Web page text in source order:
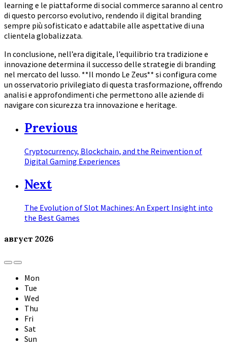
learning e le piattaforme di social commerce saranno al centro
di questo percorso evolutivo, rendendo il digital branding
sempre più sofisticato e adattabile alle aspettative di una
clientela globalizzata.
In conclusione, nell’era digitale, l’equilibrio tra tradizione e
innovazione determina il successo delle strategie di branding
nel mercato del lusso. **Il mondo Le Zeus** si configura come
un osservatorio privilegiato di questa trasformazione, offrendo
analisi e approfondimenti che permettono alle aziende di
navigare con sicurezza tra innovazione e heritage.
Previous
Cryptocurrency, Blockchain, and the Reinvention of
Digital Gaming Experiences
Next
The Evolution of Slot Machines: An Expert Insight into
the Best Games
август 2026
Previous
Month
Next
Month
Mon
Tue
Wed
Thu
Fri
Sat
Sun